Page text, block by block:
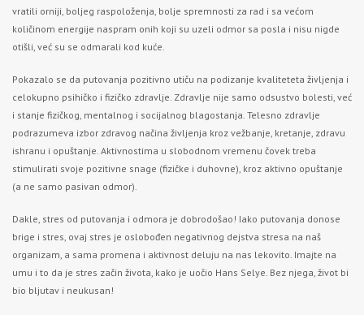
vratili orniji, boljeg raspoloženja, bolje spremnosti za rad i sa većom
količinom energije naspram onih koji su uzeli odmor sa posla i nisu nigde
otišli, već su se odmarali kod kuće.
Pokazalo se da putovanja pozitivno utiču na podizanje kvaliteteta življenja i
celokupno psihičko i fizičko zdravlje. Zdravlje nije samo odsustvo bolesti, već
i stanje fizičkog, mentalnog i socijalnog blagostanja. Telesno zdravlje
podrazumeva izbor zdravog načina življenja kroz vežbanje, kretanje, zdravu
ishranu i opuštanje. Aktivnostima u slobodnom vremenu čovek treba
stimulirati svoje pozitivne snage (fizičke i duhovne), kroz aktivno opuštanje
(a ne samo pasivan odmor).
Dakle, stres od putovanja i odmora je dobrodošao! Iako putovanja donose
brige i stres, ovaj stres je oslobođen negativnog dejstva stresa na naš
organizam, a sama promena i aktivnost deluju na nas lekovito. Imajte na
umu i to da je stres začin života, kako je uočio Hans Selye. Bez njega, život bi
bio bljutav i neukusan!